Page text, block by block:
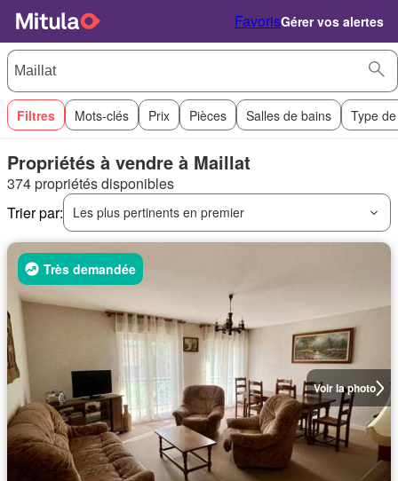
FavorisGérer vos alertes
Filtres Mots-clés Prix Pièces Salles de bains Type
Propriétés à vendre à Maillat
374 propriétés disponibles
Trier par:
Les plus pertinents en premier
Voir la photo
Très demandée